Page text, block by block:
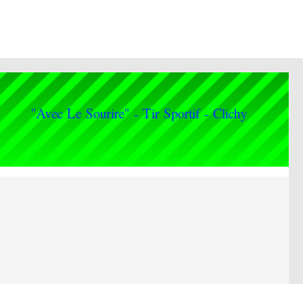
"Avec Le Sourire" - Tir Sportif - Clichy